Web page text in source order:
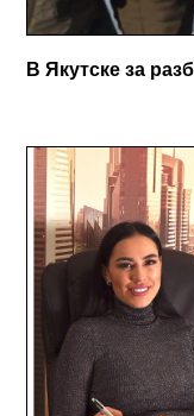
В Якутске за